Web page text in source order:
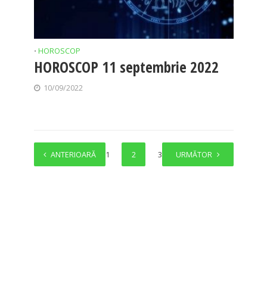
• HOROSCOP
HOROSCOP 11 septembrie 2022
10/09/2022
ANTERIOARĂ 1 2 3 URMĂTOR